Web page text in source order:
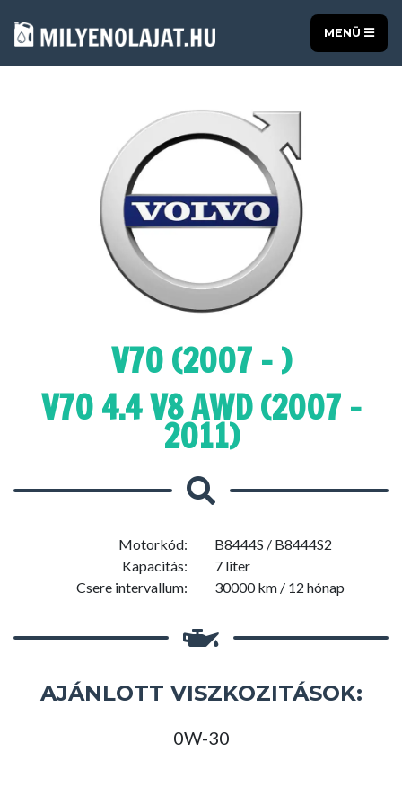
MENÜ
V70 (2007 - )
V70 4.4 V8 AWD (2007 -
2011)
Motorkód:
B8444S / B8444S2
Kapacitás:
7 liter
Csere intervallum:
30000 km / 12 hónap
AJÁNLOTT VISZKOZITÁSOK:
0W-30